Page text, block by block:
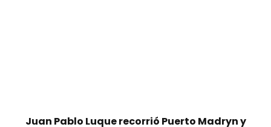
Juan Pablo Luque recorrió Puerto Madryn y